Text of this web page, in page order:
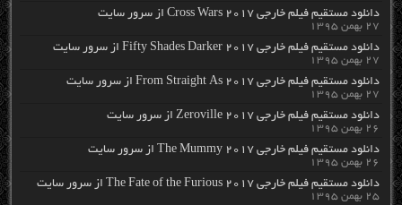
دانلود مستقیم فیلم خارجی Cross Wars 2017 از سرور سایت
۲۷ بهمن ۱۳۹۵
دانلود مستقیم فیلم خارجی Fifty Shades Darker 2017 از سرور سایت
۲۷ بهمن ۱۳۹۵
دانلود مستقیم فیلم خارجی From Straight As 2017 از سرور سایت
۲۷ بهمن ۱۳۹۵
دانلود مستقیم فیلم خارجی Zeroville 2017 از سرور سایت
۲۶ بهمن ۱۳۹۵
دانلود مستقیم فیلم خارجی The Mummy 2017 از سرور سایت
۲۶ بهمن ۱۳۹۵
دانلود مستقیم فیلم خارجی The Fate of the Furious 2017 از سرور سایت
۲۵ بهمن ۱۳۹۵